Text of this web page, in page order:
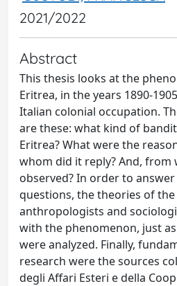
2021/2022
Abstract
This thesis looks at the
Eritrea, in the years 1890-
Italian colonial occupation.
are these: what kind of
Eritrea? What were the
whom did it reply? And, from
observed? In order to
questions, the theories of
anthropologists and
with the phenomenon, just
were analyzed. Finally,
research were the sources
degli Affari Esteri e della